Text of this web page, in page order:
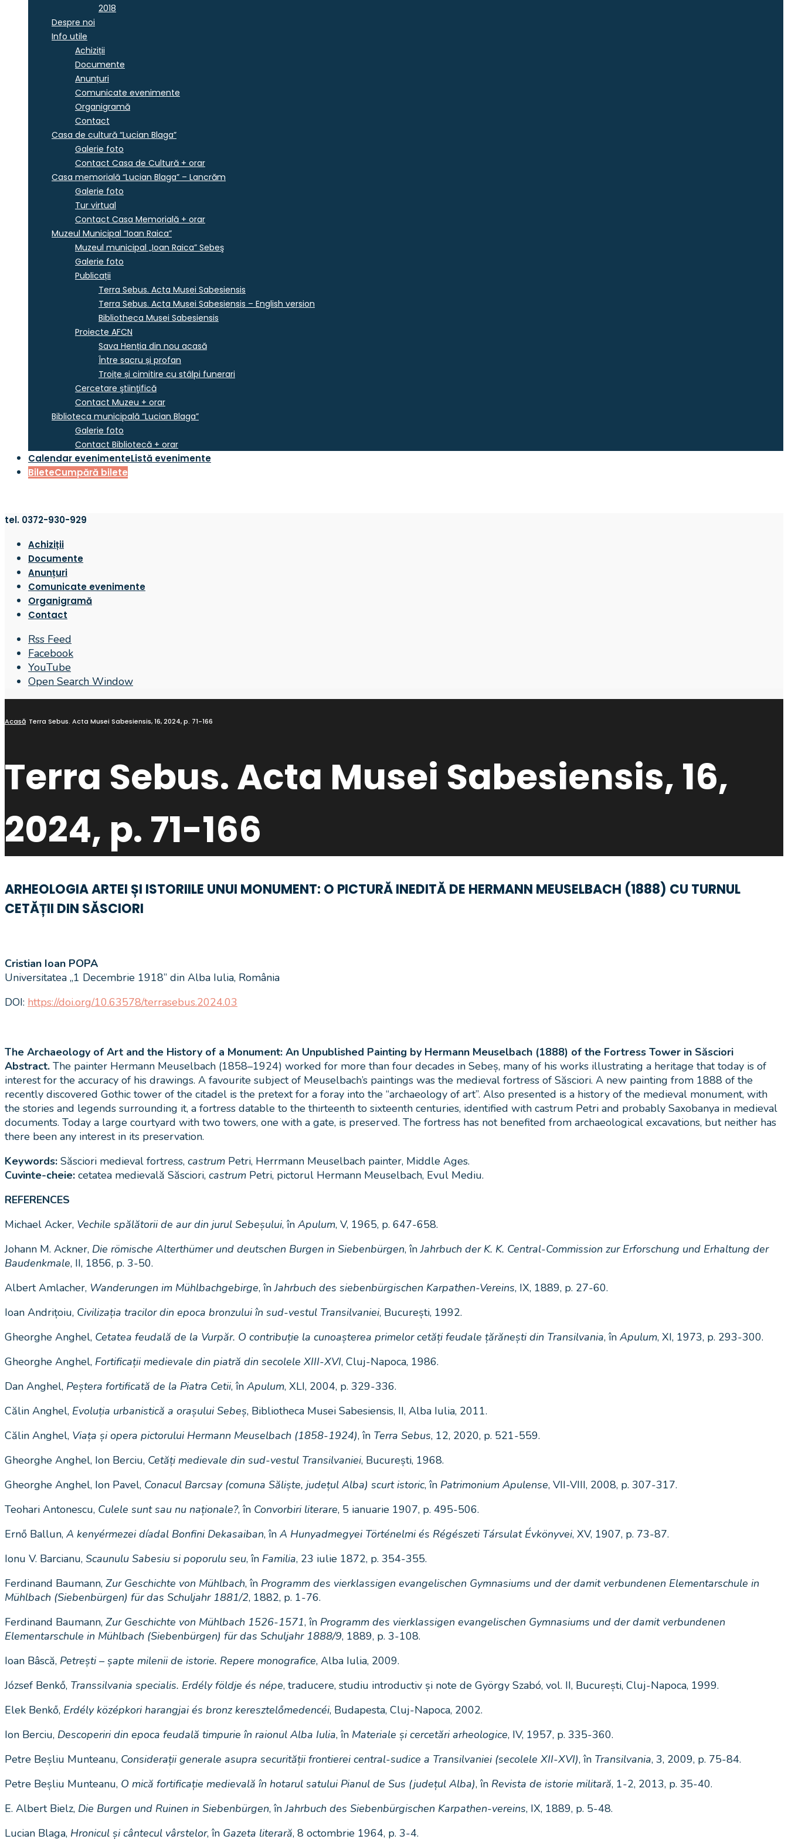
2018
Despre noi
Info utile
Achiziții
Documente
Anunțuri
Comunicate evenimente
Organigramă
Contact
Casa de cultură “Lucian Blaga”
Galerie foto
Contact Casa de Cultură + orar
Casa memorială “Lucian Blaga” – Lancrăm
Galerie foto
Tur virtual
Contact Casa Memorială + orar
Muzeul Municipal “Ioan Raica”
Muzeul municipal „Ioan Raica” Sebeş
Galerie foto
Publicații
Terra Sebus. Acta Musei Sabesiensis
Terra Sebus. Acta Musei Sabesiensis – English version
Bibliotheca Musei Sabesiensis
Proiecte AFCN
Sava Henția din nou acasă
Între sacru și profan
Troițe și cimitire cu stâlpi funerari
Cercetare ştiinţifică
Contact Muzeu + orar
Biblioteca municipală “Lucian Blaga”
Galerie foto
Contact Bibliotecă + orar
Calendar evenimenteListă evenimente
BileteCumpără bilete
tel. 0372-930-929
Achiziții
Documente
Anunțuri
Comunicate evenimente
Organigramă
Contact
Rss Feed
Facebook
YouTube
Open Search Window
Acasă Terra Sebus. Acta Musei Sabesiensis, 16, 2024, p. 71-166
Terra Sebus. Acta Musei Sabesiensis, 16,
2024, p. 71-166
ARHEOLOGIA ARTEI ȘI ISTORIILE UNUI MONUMENT: O PICTURĂ INEDITĂ DE HERMANN MEUSELBACH (1888) CU TURNUL
CETĂȚII DIN SĂSCIORI
Cristian Ioan POPA
Universitatea „1 Decembrie 1918” din Alba Iulia, România
DOI: https://doi.org/10.63578/terrasebus.2024.03
The Archaeology of Art and the History of a Monument: An Unpublished Painting by Hermann Meuselbach (1888) of the Fortress Tower in Săsciori
Abstract. The painter Hermann Meuselbach (1858–1924) worked for more than four decades in Sebeș, many of his works illustrating a heritage that today is of
interest for the accuracy of his drawings. A favourite subject of Meuselbach’s paintings was the medieval fortress of Săsciori. A new painting from 1888 of the
recently discovered Gothic tower of the citadel is the pretext for a foray into the “archaeology of art”. Also presented is a history of the medieval monument, with
the stories and legends surrounding it, a fortress datable to the thirteenth to sixteenth centuries, identified with castrum Petri and probably Saxobanya in medieval
documents. Today a large courtyard with two towers, one with a gate, is preserved. The fortress has not benefited from archaeological excavations, but neither has
there been any interest in its preservation.
Keywords: Săsciori medieval fortress, castrum Petri, Herrmann Meuselbach painter, Middle Ages.
Cuvinte-cheie: cetatea medievală Săsciori, castrum Petri, pictorul Hermann Meuselbach, Evul Mediu.
REFERENCES
Michael Acker, Vechile spălătorii de aur din jurul Sebeșului, în Apulum, V, 1965, p. 647-658.
Johann M. Ackner, Die römische Alterthümer und deutschen Burgen in Siebenbürgen, înJahrbuch der K. K. Central-Commission zur Erforschung und Erhaltung der
Baudenkmale, II, 1856, p. 3-50.
Albert Amlacher, Wanderungen im Mühlbachgebirge, înJahrbuch des siebenbürgischen Karpathen-Vereins, IX, 1889, p. 27-60.
Ioan Andrițoiu, Civilizația tracilor din epoca bronzului în sud-vestul Transilvaniei, București, 1992.
Gheorghe Anghel, Cetatea feudală de la Vurpăr. O contribuție la cunoașterea primelor cetăți feudale țărănești din Transilvania, în Apulum, XI, 1973, p. 293-300.
Gheorghe Anghel, Fortificații medievale din piatră din secolele XIII-XVI, Cluj-Napoca, 1986.
Dan Anghel, Peștera fortificată de la Piatra Cetii, în Apulum, XLI, 2004, p. 329-336.
Călin Anghel, Evoluția urbanistică a orașului Sebeș, Bibliotheca Musei Sabesiensis, II, Alba Iulia, 2011.
Călin Anghel, Viața și opera pictorului Hermann Meuselbach (1858-1924), în Terra Sebus, 12, 2020, p. 521-559.
Gheorghe Anghel, Ion Berciu, Cetăți medievale din sud-vestul Transilvaniei, București, 1968.
Gheorghe Anghel, Ion Pavel, Conacul Barcsay (comuna Săliște, județul Alba) scurt istoric, în Patrimonium Apulense, VII-VIII, 2008, p. 307-317.
Teohari Antonescu, Culele sunt sau nu naționale?, în Convorbiri literare, 5 ianuarie 1907, p. 495-506.
Ernő Ballun, A kenyérmezei díadal Bonfini Dekasaiban, în A Hunyadmegyei Történelmi és Régészeti Társulat Évkönyvei, XV, 1907, p. 73-87.
Ionu V. Barcianu, Scaunulu Sabesiu si poporulu seu, în Familia, 23 iulie 1872, p. 354-355.
Ferdinand Baumann, Zur Geschichte von Mühlbach, în Programm des vierklassigen evangelischen Gymnasiums und der damit verbundenen Elementarschule in
Mühlbach (Siebenbürgen) für das Schuljahr 1881/2, 1882, p. 1-76.
Ferdinand Baumann, Zur Geschichte von Mühlbach 1526-1571, în Programm des vierklassigen evangelischen Gymnasiums und der damit verbundenen
Elementarschule in Mühlbach (Siebenbürgen) für das Schuljahr 1888/9, 1889, p. 3-108.
Ioan Bâscă, Petrești – șapte milenii de istorie. Repere monografice, Alba Iulia, 2009.
József Benkő, Transsilvania specialis. Erdély földje és népe, traducere, studiu introductiv și note de György Szabó, vol. II, București, Cluj-Napoca, 1999.
Elek Benkő, Erdély középkori harangjai és bronz keresztelőmedencéi, Budapesta, Cluj-Napoca, 2002.
Ion Berciu, Descoperiri din epoca feudală timpurie în raionul Alba Iulia, în Materiale și cercetări arheologice, IV, 1957, p. 335-360.
Petre Beșliu Munteanu, Considerații generale asupra securității frontierei central-sudice a Transilvaniei (secolele XII-XVI), în Transilvania, 3, 2009, p. 75-84.
Petre Beșliu Munteanu, O mică fortificație medievală în hotarul satului Pianul de Sus (județul Alba), în Revista de istorie militară, 1-2, 2013, p. 35-40.
E. Albert Bielz, Die Burgen und Ruinen in Siebenbürgen, înJahrbuch des Siebenbürgischen Karpathen-vereins, IX, 1889, p. 5-48.
Lucian Blaga, Hronicul și cântecul vârstelor, în Gazeta literară, 8 octombrie 1964, p. 3-4.